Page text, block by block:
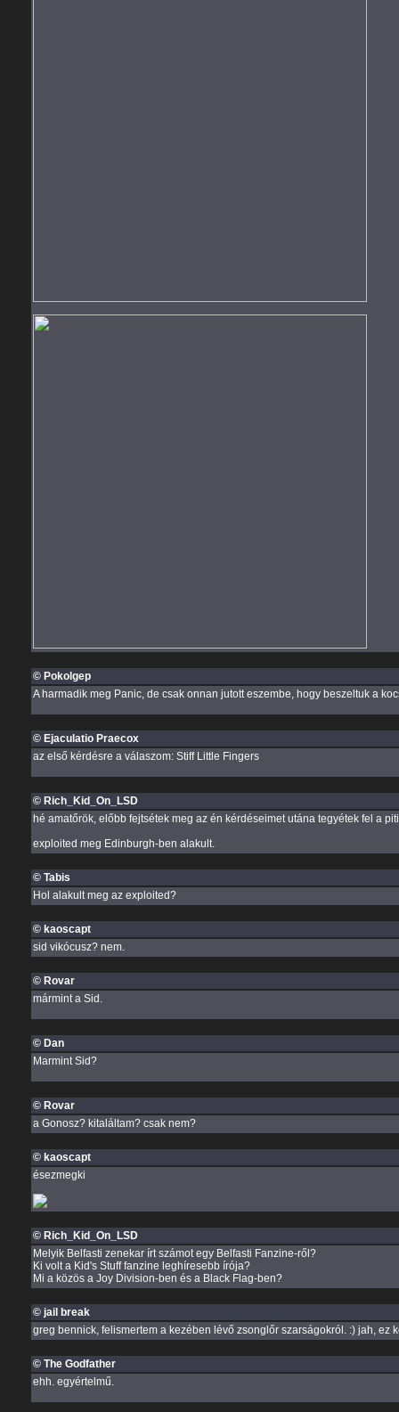
© Pokolgep
A harmadik meg Panic, de csak onnan jutott eszembe, hogy beszeltuk a
© Ejaculatio Praecox
az első kérdésre a válaszom: Stiff Little Fingers
© Rich_Kid_On_LSD
hé amatőrök, előbb fejtsétek meg az én kérdéseimet utána tegyétek fel a
exploited meg Edinburgh-ben alakult.
© Tabis
Hol alakult meg az exploited?
© kaoscapt
sid vikócusz? nem.
© Rovar
mármint a Sid.
© Dan
Marmint Sid?
© Rovar
a Gonosz? kitaláltam? csak nem?
© kaoscapt
ésezmegki
© Rich_Kid_On_LSD
Melyik Belfasti zenekar írt számot egy Belfasti Fanzine-ről?
Ki volt a Kid's Stuff fanzine leghíresebb írója?
Mi a közös a Joy Division-ben és a Black Flag-ben?
© jail break
greg bennick, felismertem a kezében lévő zsonglőr szarságokról. :) jah, ez
© The Godfather
ehh. egyértelmű.